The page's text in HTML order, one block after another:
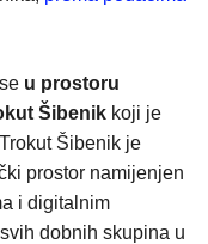
u prostoru
Šibenik koji je
Šibenik je
prostor namijenjen
i digitalnim
dobnih skupina u